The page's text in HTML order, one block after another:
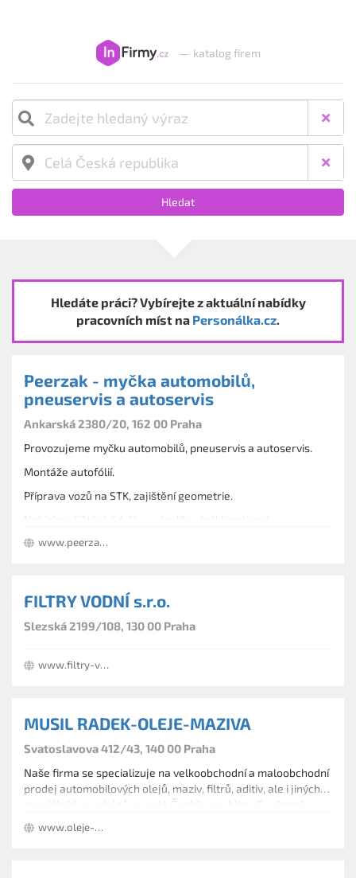
— katalog firem
Hledat
Hledáte práci? Vybírejte z aktuální nabídky
pracovních míst na Personálka.cz.
Peerzak - myčka automobilů,
pneuservis a autoservis
Ankarská 2380/20, 162 00 Praha
Provozujeme myčku automobilů, pneuservis a autoservis.
Montáže autofólií.
Příprava vozů na STK, zajištění geometrie.
Nabízíme čištění, údržbu a doplňování klimatizací.
Prodej a výměna autobaterií.
Ruční mytí interiéru i exteriéru vozidel.
www.peerzak.cz
FILTRY VODNÍ s.r.o.
Slezská 2199/108, 130 00 Praha
www.filtry-vodni.cz
MUSIL RADEK-OLEJE-MAZIVA
Svatoslavova 412/43, 140 00 Praha
Naše firma se specializuje na velkoobchodní a maloobchodní
prodej automobilových olejů, maziv, filtrů, aditiv, ale i jiných
speciálních produktů po celé České republice. Současně
umožňujeme i osobní odběr.
www.oleje-mazivo.cz